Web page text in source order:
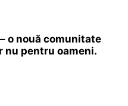
o nouă comunitate
nu pentru oameni.